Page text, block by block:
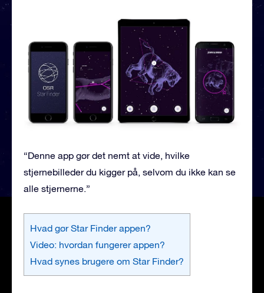
“Denne app gør det nemt at vide, hvilke
stjernebilleder du kigger på, selvom du ikke kan se
alle stjernerne.”
Hvad gør Star Finder appen?
Video: hvordan fungerer appen?
Hvad synes brugere om Star Finder?